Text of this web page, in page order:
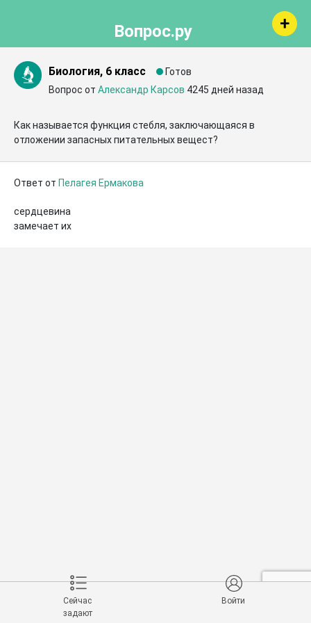
Вопрос.ру
Биология, 6 класс
Готов
Вопрос от Александр Карсов 4245 дней назад
Как называется функция стебля, заключающаяся в
отложении запасных питательных вещест?
Ответ от Пелагея Ермакова
сердцевина
замечает их
Сейчас
задают
Войти